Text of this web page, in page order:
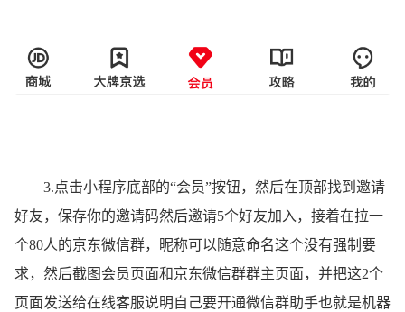
3.点击小程序底部的“会员”按钮，然后在顶部找到邀请
好友，保存你的邀请码然后邀请5个好友加入，接着在拉一
个80人的京东微信群，昵称可以随意命名这个没有强制要
求，然后截图会员页面和京东微信群群主页面，并把这2个
页面发送给在线客服说明自己要开通微信群助手也就是机器